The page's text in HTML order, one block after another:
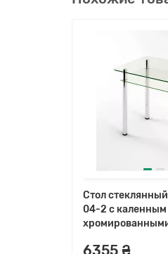
Стол
04-2 с каленным